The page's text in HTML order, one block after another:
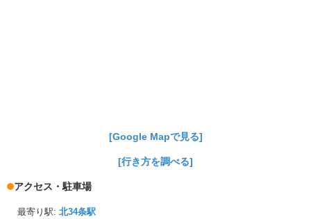
[Google Mapで見る]
[行き方を調べる]
アクセス・駐車場
最寄り駅: 北34条駅